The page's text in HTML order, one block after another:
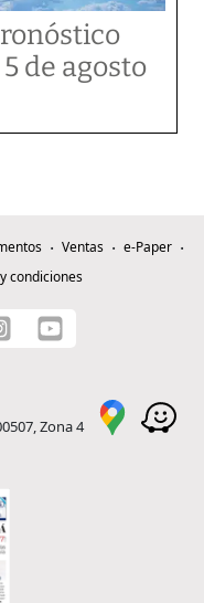
de agosto
Ventas
e-Paper
condiciones
Zona 4